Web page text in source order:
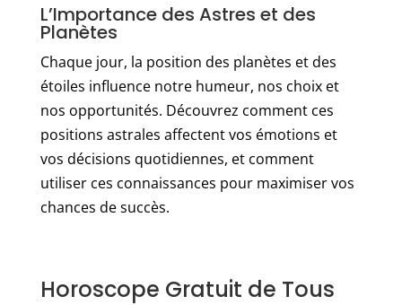
L’Importance des Astres et des
Planètes
Chaque jour, la position des planètes et des
étoiles influence notre humeur, nos choix et
nos opportunités. Découvrez comment ces
positions astrales affectent vos émotions et
vos décisions quotidiennes, et comment
utiliser ces connaissances pour maximiser vos
chances de succès.
Horoscope Gratuit de Tous